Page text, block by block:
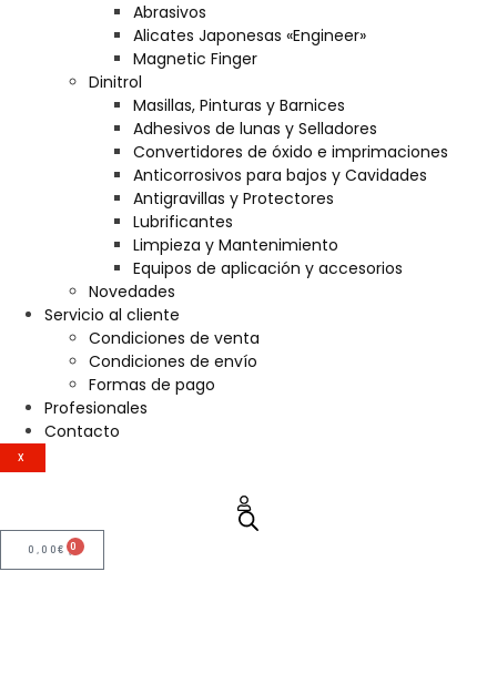
Abrasivos
Alicates Japonesas «Engineer»
Magnetic Finger
Dinitrol
Masillas, Pinturas y Barnices
Adhesivos de lunas y Selladores
Convertidores de óxido e imprimaciones
Anticorrosivos para bajos y Cavidades
Antigravillas y Protectores
Lubrificantes
Limpieza y Mantenimiento
Equipos de aplicación y accesorios
Novedades
Servicio al cliente
Condiciones de venta
Condiciones de envío
Formas de pago
Profesionales
Contacto
X
0,00€ 0